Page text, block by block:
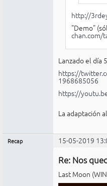
http://
"Demo"
chan.com/
Lanzado el día
https://
1968685056
https://
La adaptación
Recap 15-05-2019
Re: Nos
Last Moon